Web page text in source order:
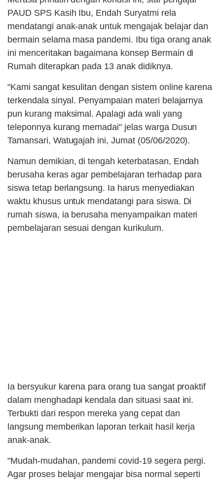
PAUD SPS Kasih Ibu, Endah Suryatmi rela
mendatangi anak-anak untuk mengajak belajar dan
bermain selama masa pandemi. Ibu tiga orang anak
ini menceritakan bagaimana konsep Bermain di
Rumah diterapkan pada 13 anak didiknya.
"Kami sangat kesulitan dengan sistem online karena
terkendala sinyal. Penyampaian materi belajarnya
pun kurang maksimal. Apalagi ada wali yang
teleponnya kurang memadai" jelas warga Dusun
Tamansari, Watugajah ini, Jumat (05/06/2020).
Namun demikian, di tengah keterbatasan, Endah
berusaha keras agar pembelajaran terhadap para
siswa tetap berlangsung. Ia harus menyediakan
waktu khusus untuk mendatangi para siswa. Di
rumah siswa, ia berusaha menyampaikan materi
pembelajaran sesuai dengan kurikulum.
Ia bersyukur karena para orang tua sangat proaktif
dalam menghadapi kendala dan situasi saat ini.
Terbukti dari respon mereka yang cepat dan
langsung memberikan laporan terkait hasil kerja
anak-anak.
"Mudah-mudahan, pandemi covid-19 segera pergi.
Agar proses belajar mengajar bisa normal seperti